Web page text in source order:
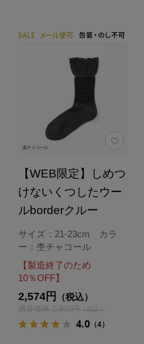
【WEB限定】しめつ
けないくつしたウー
ルborderクルー
サイズ：21-23cm カラ
ー：杢チャコール
【製造終了のため
10％OFF】
2,574円 （税込）
通常価格 2,860円 （税込）
4.0（4）